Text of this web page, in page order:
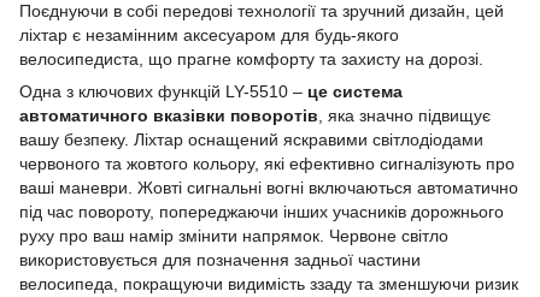
Поєднуючи в собі передові технології та зручний дизайн, цей
ліхтар є незамінним аксесуаром для будь-якого
велосипедиста, що прагне комфорту та захисту на дорозі.
Одна з ключових функцій LY-5510 – це система
автоматичного вказівки поворотів , яка значно підвищує
вашу безпеку. Ліхтар оснащений яскравими світлодіодами
червоного та жовтого кольору, які ефективно сигналізують про
ваші маневри. Жовті сигнальні вогні включаються автоматично
під час повороту, попереджаючи інших учасників дорожнього
руху про ваш намір змінити напрямок. Червоне світло
використовується для позначення задньої частини
велосипеда, покращуючи видимість ззаду та зменшуючи ризик